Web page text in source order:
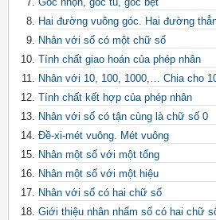
Hai đường vuông góc. Hai đường
Nhân với số có một chữ số
Tính chất giao hoán của phép nhân
Nhân với 10, 100, 1000,… Chia cho
Tính chất kết hợp của phép nhân
Nhân với số có tận cùng là chữ số 0
Đề-xi-mét vuông. Mét vuông
Nhân một số với một tổng
Nhân một số với một hiệu
Nhân với số có hai chữ số
Giới thiệu nhân nhẩm số có hai chữ